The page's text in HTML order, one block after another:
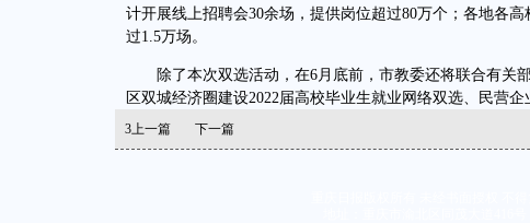
计开展线上招聘会30余场，提供岗位超过80万个；各地各
过1.5万场。
除了本次双选活动，在6月底前，市教委还将联合有关
区双城经济圈建设2022届高校毕业生就业网络双选、民营
3上一篇 下一篇